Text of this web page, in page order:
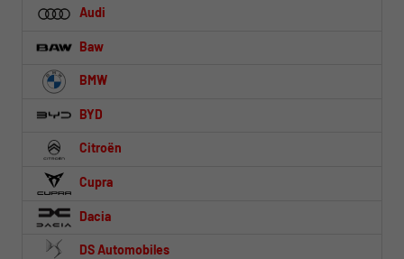
Audi
Baw
BMW
BYD
Citroën
Cupra
Dacia
DS Automobiles